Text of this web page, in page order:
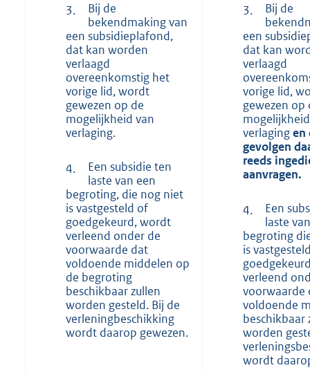
3.
Bij de
bekendmaking van
een subsidieplafond,
dat kan worden
verlaagd
overeenkomstig het
vorige lid, wordt
gewezen op de
mogelijkheid van
verlaging.
4.
Een subsidie ten
laste van een
begroting, die nog niet
is vastgesteld of
goedgekeurd, wordt
verleend onder de
voorwaarde dat
voldoende middelen op
de begroting
beschikbaar zullen
worden gesteld. Bij de
verleningbeschikking
wordt daarop gewezen.
3.
Bij de
een
dat kan
verlaagd
vorige lid,
gewezen op
verlagingen
gevolgen
reeds
aanvragen.
4.
Een
laste
begroting
is
verleend
voorwaarde
voldoende
beschikbaar
worden
wordt